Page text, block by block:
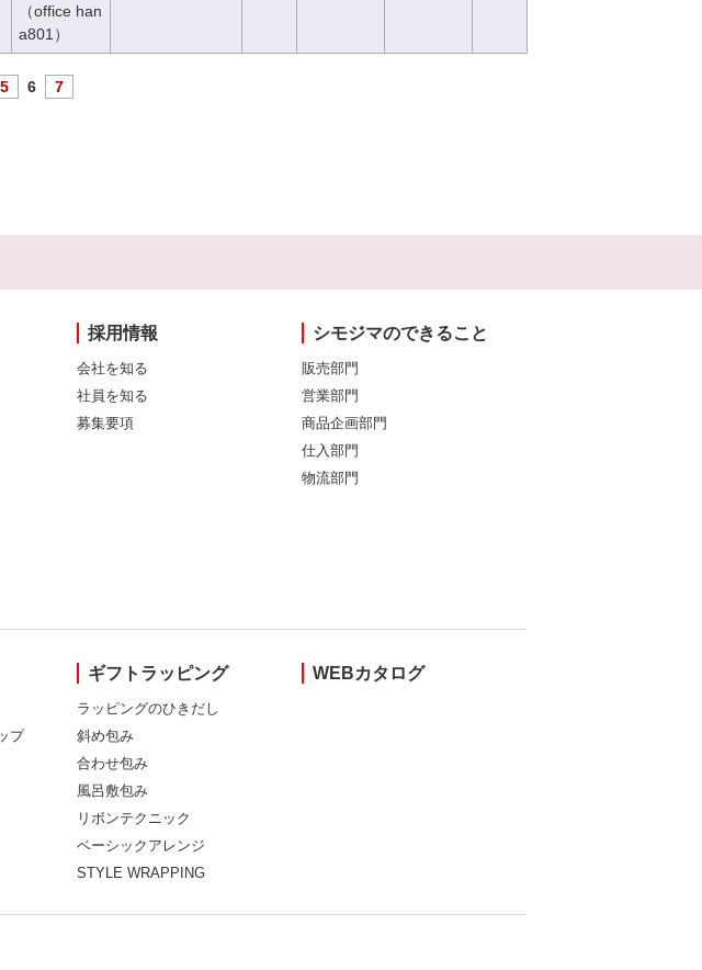
（office han
a801）
5 6 7
採用情報
会社を知る
社員を知る
募集要項
シモジマのできること
販売部門
営業部門
商品企画部門
仕入部門
物流部門
プ
ギフトラッピング
ラッピングのひきだし
斜め包み
合わせ包み
風呂敷包み
リボンテクニック
ベーシックアレンジ
STYLE WRAPPING
WEBカタログ